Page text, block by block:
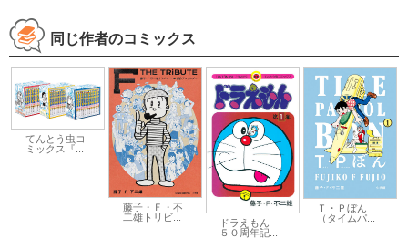
同じ作者のコミックス
てんとう虫コ
ミックス『...
藤子・Ｆ・不
二雄トリビ...
ドラえもん
５０周年記...
Ｔ・Ｐぼん
（タイムパ...